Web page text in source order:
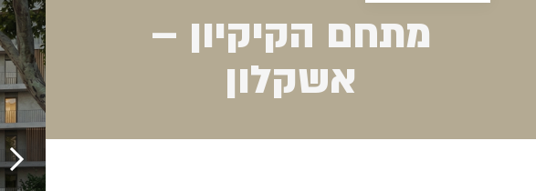
מתחם הקיקיון –
אשקלון